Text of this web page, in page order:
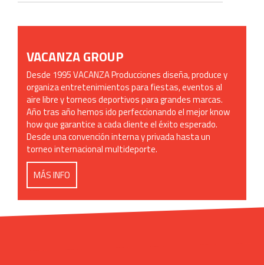
VACANZA GROUP
Desde 1995 VACANZA Producciones diseña, produce y
organiza entretenimientos para fiestas, eventos al
aire libre y torneos deportivos para grandes marcas.
Año tras año hemos ido perfeccionando el mejor know
how que garantice a cada cliente el éxito esperado.
Desde una convención interna y privada hasta un
torneo internacional multideporte.
MÁS INFO